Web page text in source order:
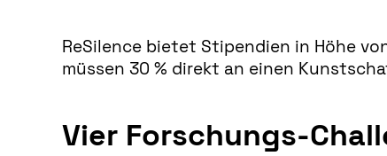
ReSilence bietet Stipendien in Höhe
müssen 30 % direkt an einen
Vier Forschungs-